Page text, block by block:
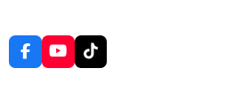
F
a
Y
o
T
i